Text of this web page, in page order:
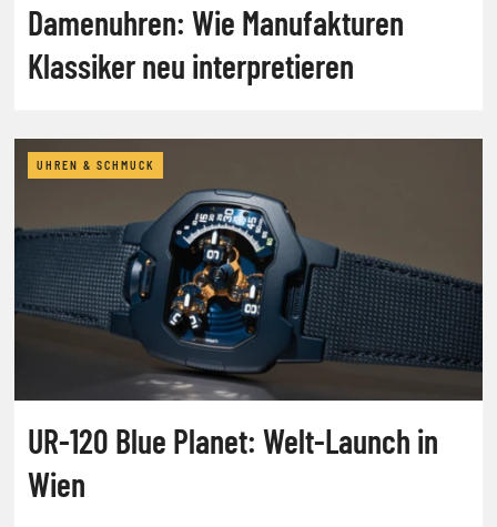
Damenuhren: Wie Manufakturen
Klassiker neu interpretieren
UHREN & SCHMUCK
UR-120 Blue Planet: Welt-Launch in
Wien